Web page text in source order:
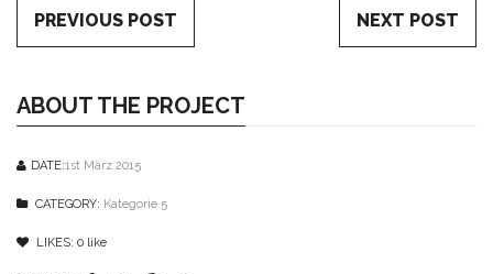
PREVIOUS POST NEXT POST
ABOUT THE PROJECT
DATE:1st März 2015
CATEGORY: Kategorie 5
LIKES: 0 like